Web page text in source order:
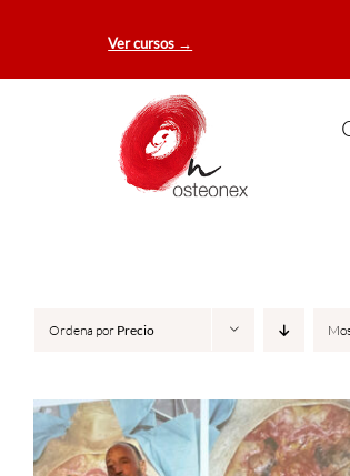
Ver cursos →
Ordena por Precio